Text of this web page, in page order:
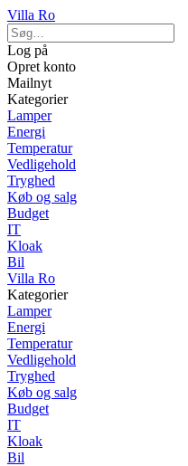
Villa Ro
Log på
Opret konto
Mailnyt
Kategorier
Lamper
Energi
Temperatur
Vedligehold
Tryghed
Køb og salg
Budget
IT
Kloak
Bil
Villa Ro
Kategorier
Lamper
Energi
Temperatur
Vedligehold
Tryghed
Køb og salg
Budget
IT
Kloak
Bil